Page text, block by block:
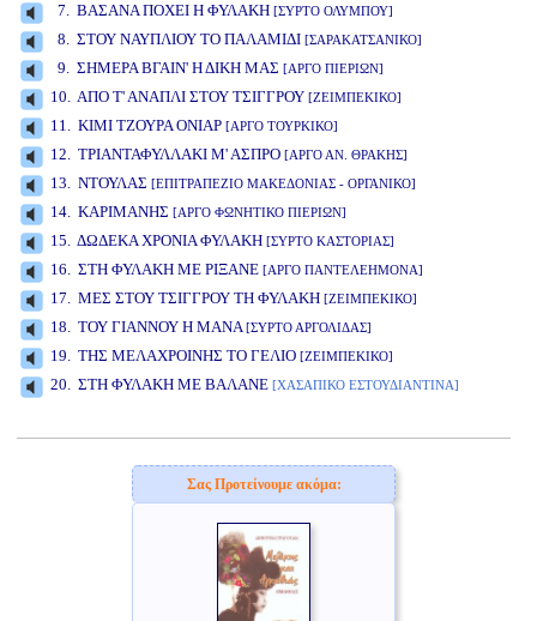
7. ΒΑΣΑΝΑ ΠΟΧΕΙ Η ΦΥΛΑΚΗ [ΣΥΡΤΟ ΟΛΥΜΠΟΥ]
8. ΣΤΟΥ ΝΑΥΠΛΙΟΥ ΤΟ ΠΑΛΑΜΙΔΙ [ΣΑΡΑΚΑΤΣΑΝΙΚΟ]
9. ΣΗΜΕΡΑ ΒΓΑΙΝ' Η ΔΙΚΗ ΜΑΣ [ΑΡΓΟ ΠΙΕΡΙΩΝ]
10. ΑΠΟ Τ' ΑΝΑΠΛΙ ΣΤΟΥ ΤΣΙΓΓΡΟΥ [ΖΕΙΜΠΕΚΙΚΟ]
11. ΚΙΜΙ ΤΖΟΥΡΑ ΟΝΙΑΡ [ΑΡΓΟ ΤΟΥΡΚΙΚΟ]
12. ΤΡΙΑΝΤΑΦΥΛΛΑΚΙ Μ' ΑΣΠΡΟ [ΑΡΓΟ ΑΝ. ΘΡΑΚΗΣ]
13. ΝΤΟΥΛΑΣ [ΕΠΙΤΡΑΠΕΖΙΟ ΜΑΚΕΔΟΝΙΑΣ - ΟΡΓΑΝΙΚΟ]
14. ΚΑΡΙΜΑΝΗΣ [ΑΡΓΟ ΦΩΝHΤΙΚΟ ΠΙΕΡΙΩΝ]
15. ΔΩΔΕΚΑ ΧΡΟΝΙΑ ΦΥΛΑΚΗ [ΣΥΡΤΟ ΚΑΣΤΟΡΙΑΣ]
16. ΣΤΗ ΦΥΛΑΚΗ ΜΕ ΡΙΞΑΝΕ [ΑΡΓΟ ΠΑΝΤΕΛΕΗΜΟΝΑ]
17. ΜΕΣ ΣΤΟΥ ΤΣΙΓΓΡΟΥ ΤΗ ΦΥΛΑΚΗ [ΖΕΙΜΠΕΚΙΚΟ]
18. ΤΟΥ ΓΙΑΝΝΟΥ Η ΜΑΝΑ[ΣΥΡΤΟ ΑΡΓΟΛΙΔΑΣ]
19. ΤΗΣ ΜΕΛΑΧΡΟΙΝΗΣ ΤΟ ΓΕΛΙΟ [ΖΕΙΜΠΕΚΙΚΟ]
20. ΣΤΗ ΦΥΛΑΚΗ ΜΕ ΒΑΛΑΝΕ [ΧΑΣΑΠΙΚΟ ΕΣΤΟΥΔΙΑΝΤΙΝΑ]
Σας Προτείνουμε ακόμα: